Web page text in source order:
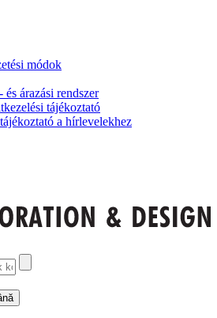
módok
árazási rendszer
tájékoztató
a hírlevelekhez